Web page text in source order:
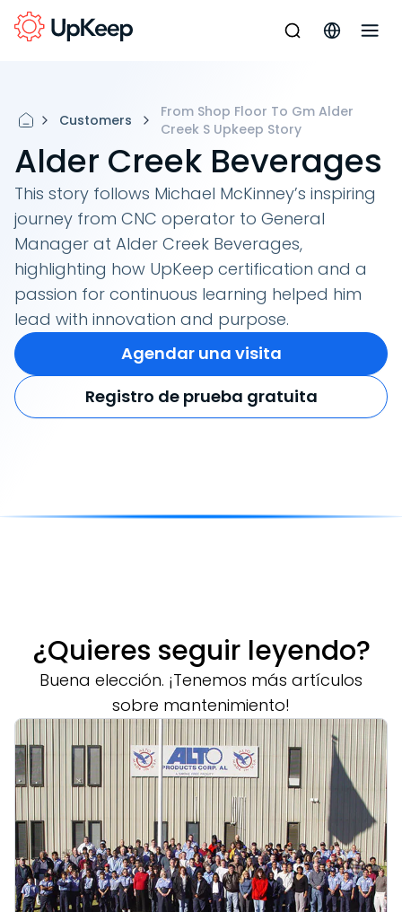
Customers
From Shop Floor To Gm Alder
Creek S Upkeep Story
Alder Creek Beverages
This story follows Michael McKinney’s inspiring
journey from CNC operator to General
Manager at Alder Creek Beverages,
highlighting how UpKeep certification and a
passion for continuous learning helped him
lead with innovation and purpose.
Agendar una visita
Registro de prueba gratuita
¿Quieres seguir leyendo?
Buena elección. ¡Tenemos más artículos
sobre mantenimiento!